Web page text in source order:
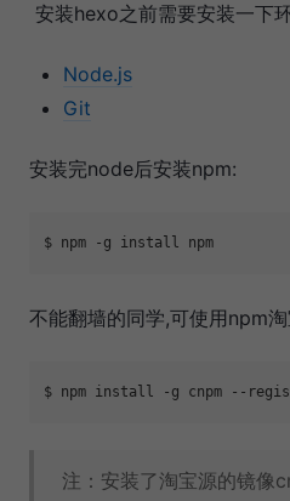
安装hexo之前需要安装一下
Node.js
Git
安装完node后安装npm:
不能翻墙的同学,可使用npm
$ npm install -g cnpm --
注：安装了淘宝源的镜像